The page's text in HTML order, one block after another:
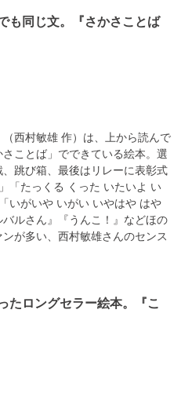
も同じ文。『さかさことば
（西村敏雄 作）は、上から読んで
ことば」でできている絵本。選
跳び箱、最後はリレーに表彰式
「たっくる くった いたいよ い
いがいや いがい いやはや はや
ルさん』『うんこ！』などほの
が多い、西村敏雄さんのセンス
たロングセラー絵本。『こ